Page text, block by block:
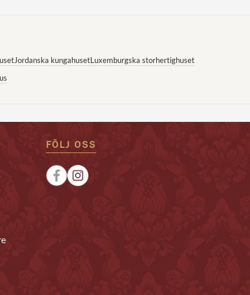
Jordanska kungahusetLuxemburgska storhertighuset
FÖLJ OSS